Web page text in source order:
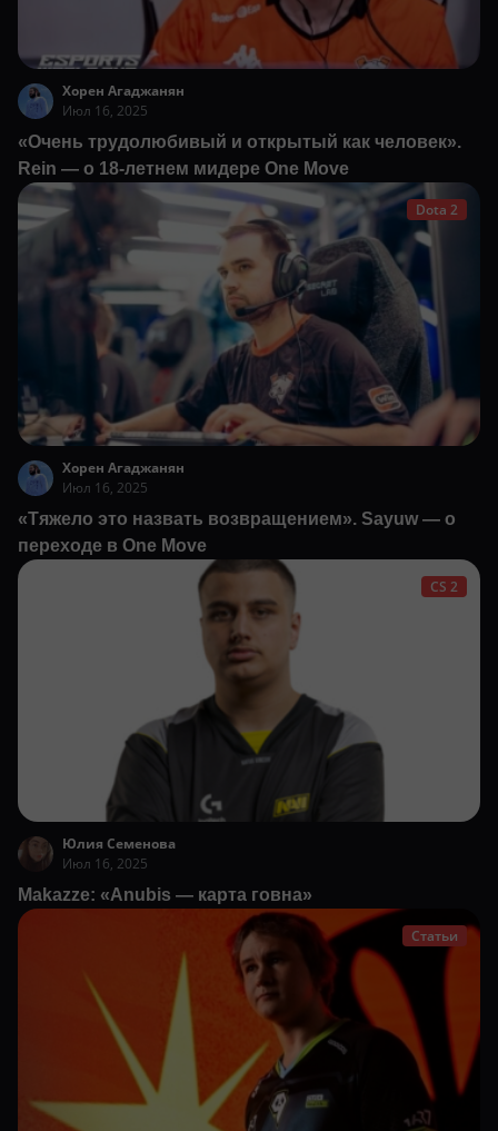
Хорен Агаджанян
Июл 16, 2025
«Очень трудолюбивый и открытый как человек».
Rein — о 18-летнем мидере One Move
Dota 2
Хорен Агаджанян
Июл 16, 2025
«Тяжело это назвать возвращением». Sayuw — о
переходе в One Move
CS 2
Юлия Семенова
Июл 16, 2025
Makazze: «Anubis — карта говна»
Статьи